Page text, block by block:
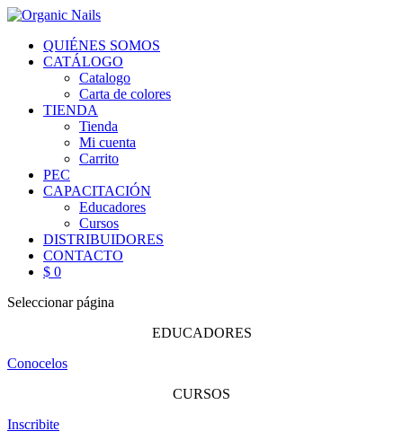
QUIÉNES SOMOS
CATÁLOGO
Catalogo
Carta de colores
TIENDA
Tienda
Mi cuenta
Carrito
PEC
CAPACITACIÓN
Educadores
Cursos
DISTRIBUIDORES
CONTACTO
$ 0
Seleccionar página
EDUCADORES
Conocelos
CURSOS
Inscribite